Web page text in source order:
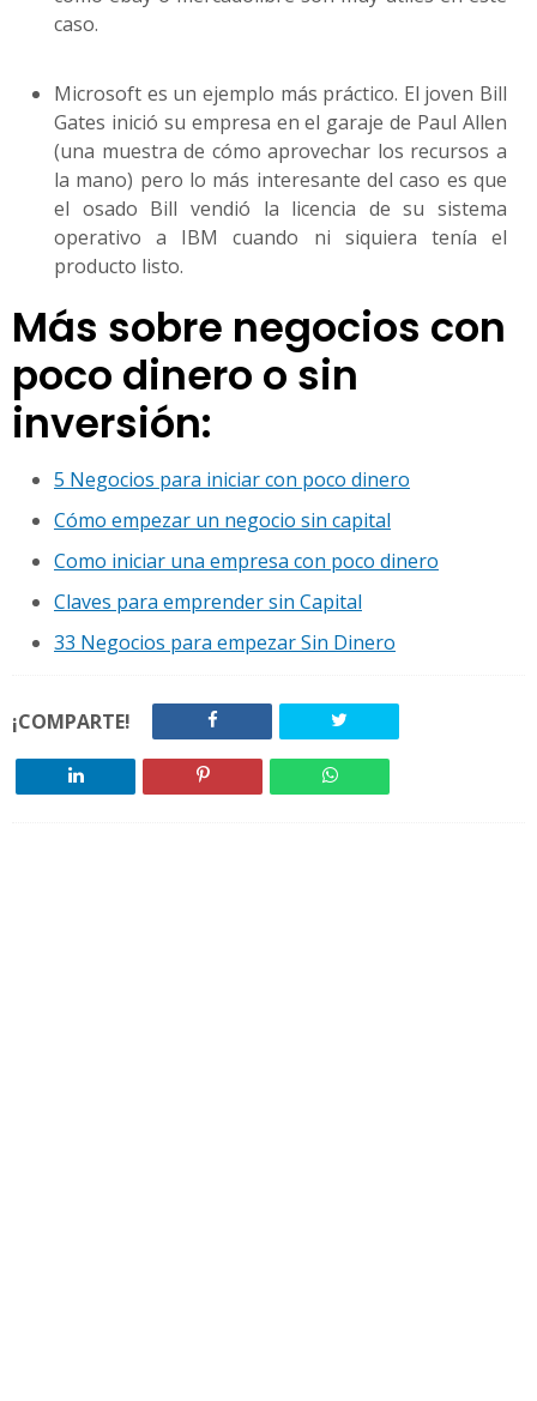
caso.
Microsoft es un ejemplo más práctico. El joven Bill
Gates inició su empresa en el garaje de Paul Allen
(una muestra de cómo aprovechar los recursos a
la mano) pero lo más interesante del caso es que
el osado Bill vendió la licencia de su sistema
operativo a IBM cuando ni siquiera tenía el
producto listo.
Más sobre negocios con
poco dinero o sin
inversión:
5 Negocios para iniciar con poco dinero
Cómo empezar un negocio sin capital
Como iniciar una empresa con poco dinero
Claves para emprender sin Capital
33 Negocios para empezar Sin Dinero
¡COMPARTE!